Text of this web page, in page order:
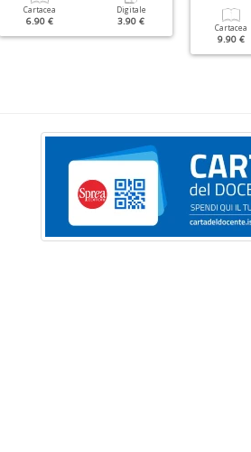
Cartacea
6.90 €
Digitale
3.90 €
Cartacea
9.90 €